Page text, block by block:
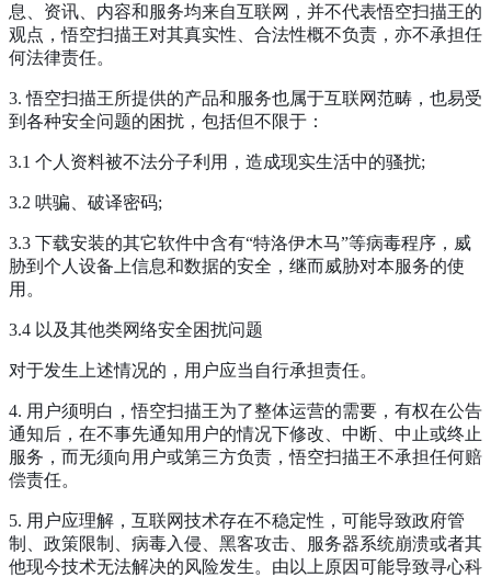
息、资讯、内容和服务均来自互联网，并不代表悟空扫描王的
观点，悟空扫描王对其真实性、合法性概不负责，亦不承担任
何法律责任。
3. 悟空扫描王所提供的产品和服务也属于互联网范畴，也易受
到各种安全问题的困扰，包括但不限于：
3.1 个人资料被不法分子利用，造成现实生活中的骚扰;
3.2 哄骗、破译密码;
3.3 下载安装的其它软件中含有“特洛伊木马”等病毒程序，威
胁到个人设备上信息和数据的安全，继而威胁对本服务的使
用。
3.4 以及其他类网络安全困扰问题
对于发生上述情况的，用户应当自行承担责任。
4. 用户须明白，悟空扫描王为了整体运营的需要，有权在公告
通知后，在不事先通知用户的情况下修改、中断、中止或终止
服务，而无须向用户或第三方负责，悟空扫描王不承担任何赔
偿责任。
5. 用户应理解，互联网技术存在不稳定性，可能导致政府管
制、政策限制、病毒入侵、黑客攻击、服务器系统崩溃或者其
他现今技术无法解决的风险发生。由以上原因可能导致寻心科